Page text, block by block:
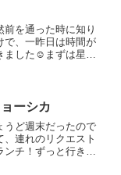
を通った時に知り
で、一昨日は時間が
ました☺︎まずは星乃
いつ...
ーシカ
うど週末だったので
連れのリクエスト
チ！ずっと行きた